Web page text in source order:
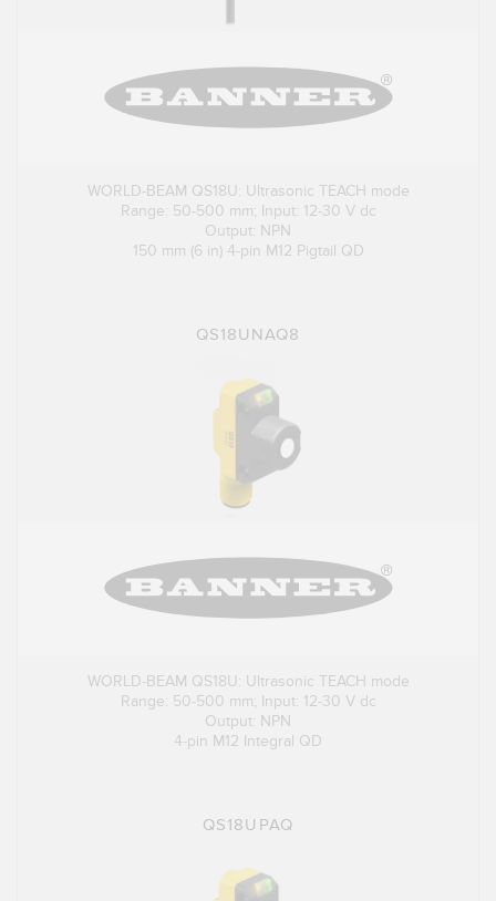
WORLD-BEAM QS18U: Ultrasonic TEACH mode
Range: 50-500 mm; Input: 12-30 V dc
Output: NPN
150 mm (6 in) 4-pin M12 Pigtail QD
QS18UNAQ8
WORLD-BEAM QS18U: Ultrasonic TEACH mode
Range: 50-500 mm; Input: 12-30 V dc
Output: NPN
4-pin M12 Integral QD
QS18UPAQ